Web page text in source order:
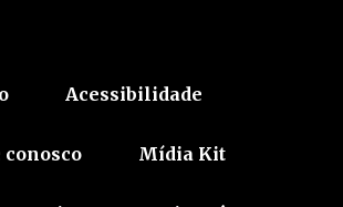
Acessibilidade
Mídia Kit